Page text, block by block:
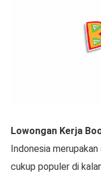
Lowongan Kerja
Indonesiamerupakan
cukup populer di